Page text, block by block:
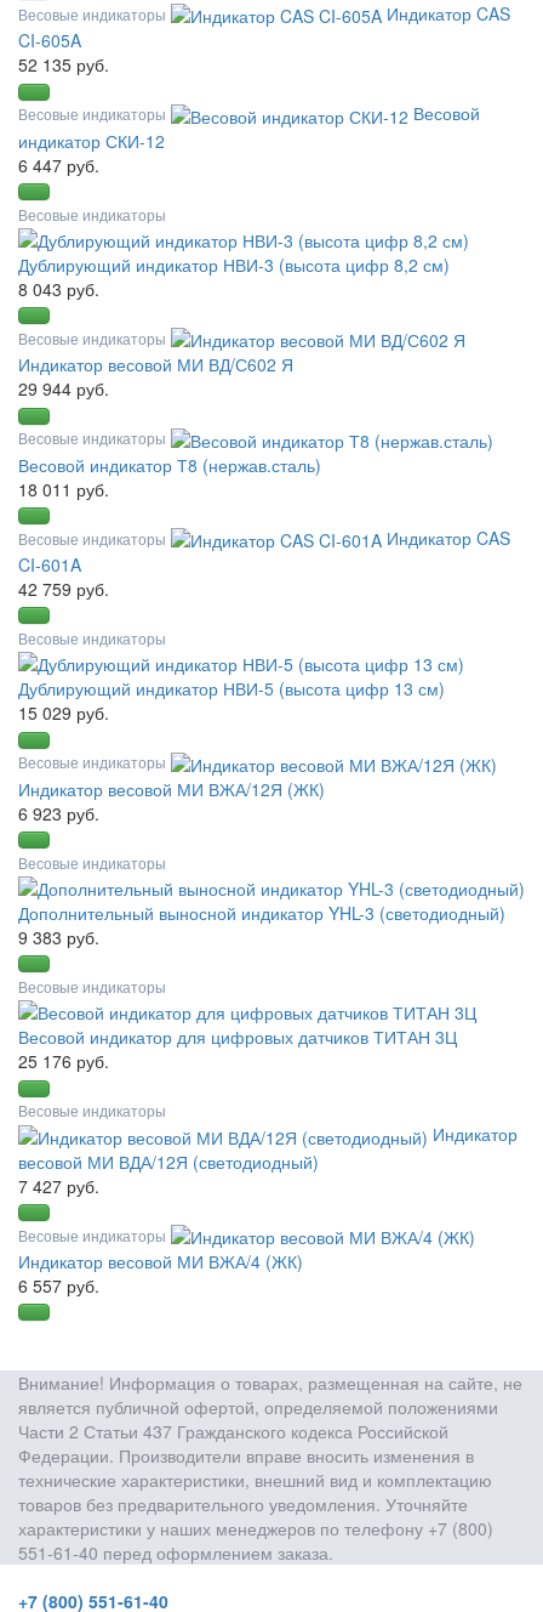
Весовые индикаторы
Индикатор CAS
CI-605A
52 135 руб.
Весовые индикаторы
Весовой
индикатор СКИ-12
6 447 руб.
Весовые индикаторы
Дублирующий индикатор НВИ-3 (высота цифр 8,2 см)
8 043 руб.
Весовые индикаторы
Индикатор весовой МИ ВД/С602 Я
29 944 руб.
Весовые индикаторы
Весовой индикатор Т8 (нержав.сталь)
18 011 руб.
Весовые индикаторы
Индикатор CAS
CI-601A
42 759 руб.
Весовые индикаторы
Дублирующий индикатор НВИ-5 (высота цифр 13 см)
15 029 руб.
Весовые индикаторы
Индикатор весовой МИ ВЖА/12Я (ЖК)
6 923 руб.
Весовые индикаторы
Дополнительный выносной индикатор YHL-3 (светодиодный)
9 383 руб.
Весовые индикаторы
Весовой индикатор для цифровых датчиков ТИТАН 3Ц
25 176 руб.
Весовые индикаторы
Индикатор
весовой МИ ВДА/12Я (светодиодный)
7 427 руб.
Весовые индикаторы
Индикатор весовой МИ ВЖА/4 (ЖК)
6 557 руб.
Внимание! Информация о товарах, размещенная на сайте, не
является публичной офертой, определяемой положениями
Части 2 Статьи 437 Гражданского кодекса Российской
Федерации. Производители вправе вносить изменения в
технические характеристики, внешний вид и комплектацию
товаров без предварительного уведомления. Уточняйте
характеристики у наших менеджеров по телефону +7 (800)
551-61-40 перед оформлением заказа.
+7 (800) 551-61-40